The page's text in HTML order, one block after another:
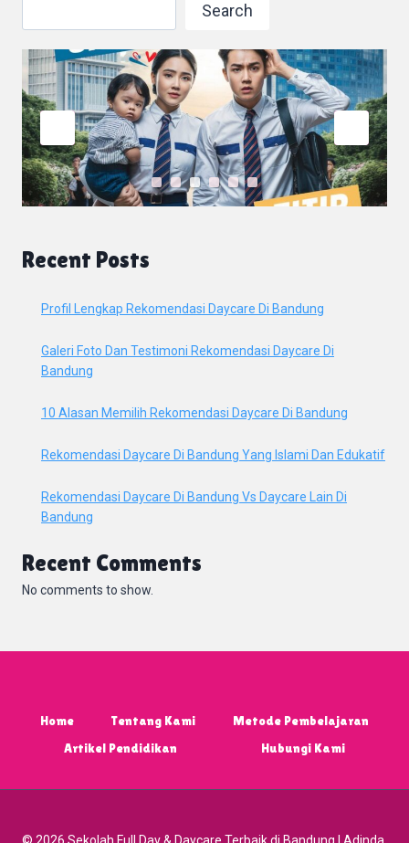
Search
Recent Posts
Profil Lengkap Rekomendasi Daycare Di Bandung
Galeri Foto Dan Testimoni Rekomendasi Daycare Di
Bandung
10 Alasan Memilih Rekomendasi Daycare Di Bandung
Rekomendasi Daycare Di Bandung Yang Islami Dan Edukatif
Rekomendasi Daycare Di Bandung Vs Daycare Lain Di
Bandung
Recent Comments
No comments to show.
Home Tentang Kami
Metode Pembelajaran
Artikel Pendidikan
Hubungi Kami